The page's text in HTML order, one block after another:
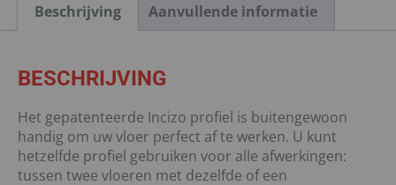
Beschrijving Aanvullende informatie
BESCHRIJVING
Het gepatenteerde Incizo profiel is buitengewoon
handig om uw vloer perfect af te werken. U kunt
hetzelfde profiel gebruiken voor alle afwerkingen:
tussen twee vloeren met dezelfde of een